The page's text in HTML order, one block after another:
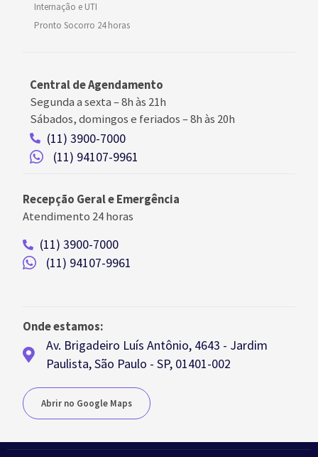
Internação e UTI
Pronto Socorro 24 horas
Central de Agendamento
Segunda a sexta –8h às 21h
Sábados, domingos e feriados–8h às 20h
(11) 3900-7000
(11) 94107-9961
Recepção Geral e Emergência
Atendimento 24 horas
(11) 3900-7000
(11) 94107-9961
Onde estamos:
Av. Brigadeiro Luís Antônio, 4643 - Jardim
Paulista, São Paulo - SP, 01401-002
Abrir no Google Maps